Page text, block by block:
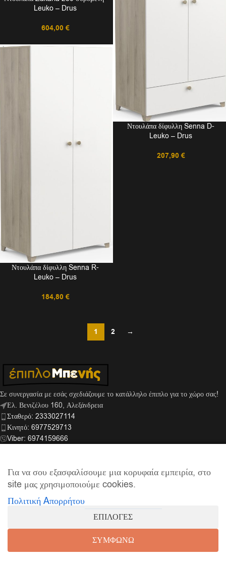
Leuko – Drus
604,00 €
Ντουλάπα δίφυλλη Senna D-
Leuko – Drus
207,90 €
Ντουλάπα δίφυλλη Senna R-
Leuko – Drus
184,80 €
1 2 →
Σε συνεργασία με εσάς σχεδιάζουμε το κατάλληλο έπιπλο για το χώρο σας!
Ελ. Βενιζέλου 160, Αλεξάνδρεια
Σταθερό: 2333027114
Κινητό: 6977529713
Viber: 6974159666
ΣΎΝΔΕΣΜΟΙ
ΠΛΗΡΟΦΟΡΊΕΣ
Έπιπλο Μπενής| Supported by
0
Για να σου εξασφαλίσουμε μια κορυφαία εμπειρία, στο
site μας χρησιμοποιούμε cookies.
Πολιτική Aπορρήτου
ΕΠΙΛΟΓΕΣ
ΣΥΜΦΩΝΩ